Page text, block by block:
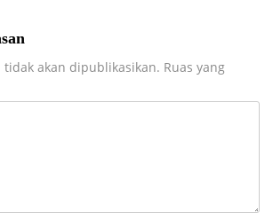
akan dipublikasikan. Ruas yang